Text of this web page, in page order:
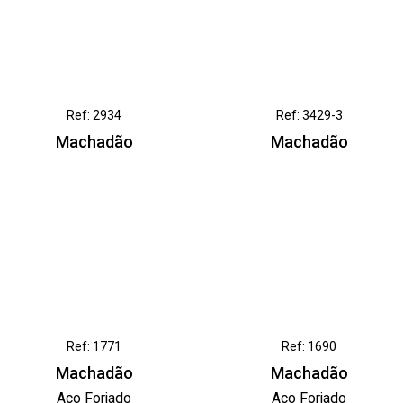
Ref: 2934
Machadão
Ref: 3429-3
Machadão
Ref: 1771
Machadão
Aço Forjado
Ref: 1690
Machadão
Aço Forjado